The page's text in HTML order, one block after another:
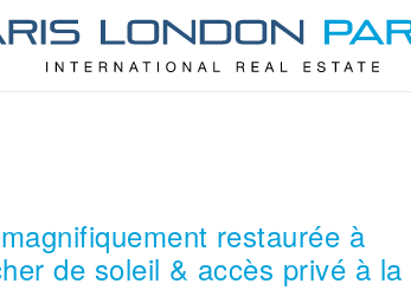
restaurée à
de soleil & accès privé à la